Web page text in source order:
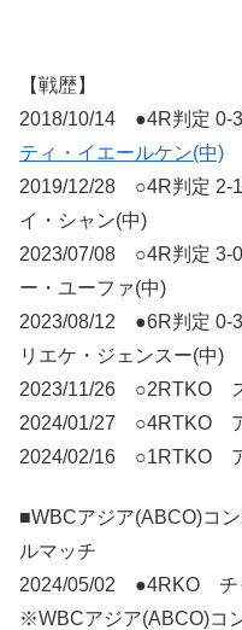
【戦歴】
2018/10/14 ●4R判定 0-
ティ・イエールケン(中)
2019/12/28 ○4R判定 2-
イ・シャン(中)
2023/07/08 ○4R判定 3-
ー・ユーファ(中)
2023/08/12 ●6R判定 0-
リエケ・ジェンスー(中)
2023/11/26 ○2RTKO
2024/01/27 ○4RTKO
2024/02/16 ○1RTKO
■WBCアジア(ABCO)コ
ルマッチ
2024/05/02 ●4RKO チ
※WBCアジア(ABCO)コ